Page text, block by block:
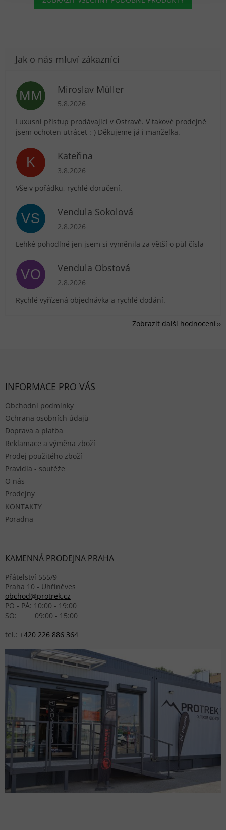
MM Miroslav Müller
Hodnocení obchodu je 5 z 5 hvězdiček.
5.8.2026
Luxusní přístup prodávající v Ostravě. V takové prodejně
jsem ochoten utrácet :-) Děkujeme já i manželka.
K Kateřina
Hodnocení obchodu je 5 z 5 hvězdiček.
3.8.2026
Vše v pořádku, rychlé doručení.
VS Vendula Sokolová
Hodnocení obchodu je 5 z 5 hvězdiček.
2.8.2026
Lehké pohodlné jen jsem si vyměnila za větší o půl čísla
VO Vendula Obstová
Hodnocení obchodu je 5 z 5 hvězdiček.
2.8.2026
Rychlé vyřízená objednávka a rychlé dodání.
Zobrazit další hodnocení
INFORMACE PRO VÁS
Obchodní podmínky
Ochrana osobních údajů
Doprava a platba
Reklamace a výměna zboží
Prodej použitého zboží
Pravidla - soutěže
O nás
Prodejny
KONTAKTY
Poradna
KAMENNÁ PRODEJNA PRAHA
Přátelství 555/9
Praha 10 - Uhříněves
obchod@protrek.cz
PO - PÁ: 10:00 - 19:00
SO: 09:00 - 15:00
tel.: +420 226 886 364